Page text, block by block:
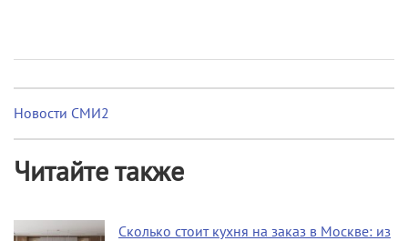
Новости СМИ2
Читайте также
Сколько стоит кухня на заказ в Москве: из